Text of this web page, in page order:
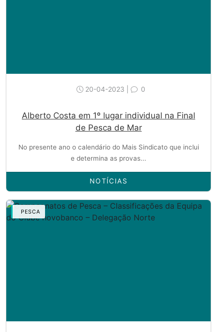
20-04-2023 | 0
Alberto Costa em 1º lugar individual na Final
de Pesca de Mar
No presente ano o calendário do Mais Sindicato que inclui
e determina as provas...
NOTÍCIAS
PESCA